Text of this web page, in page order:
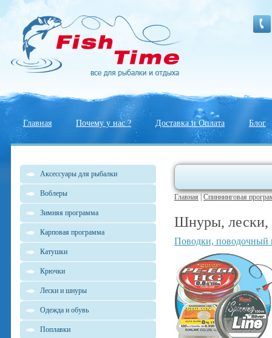
Главная Почему у нас ? Доставка и Оплата Блог
Аксессуары для рыбалки
Воблеры
Зимняя программа
Карповая программа
Катушки
Крючки
Лески и шнуры
Одежда и обувь
Поплавки
Главная Спиннинговая
Шнуры, лески,
Поводки, поводочный